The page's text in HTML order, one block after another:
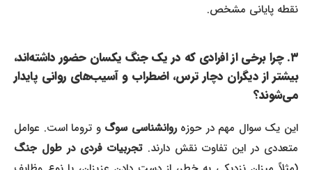
نقطه پایانی مشخص.
۳. چرا برخی از افرادی که در یک جنگ یکسان حضور داشته‌اند،
بیشتر از دیگران دچار ترس، اضطراب و آسیب‌های روانی پایدار
می‌شوند؟
این یک سوال مهم در حوزهروانشناسی سوگو تروما است. عوامل
متعددی در این تفاوت نقش دارند.تجربیات فردی در طول جنگ